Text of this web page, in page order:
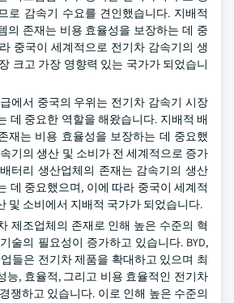
로 감속기 수요를 견인했습니다. 지배적
의 존재는 비용 효율성을 보장하는 데 중
중국이 세계적으로 전기차 감속기의 생
크고 가장 영향력 있는 국가가 되었습니
에서 중국의 우위는 전기차 감속기 시장
데 중요한 역할을 해왔습니다. 지배적 배
재는 비용 효율성을 보장하는 데 중요했
기의 생산 및 소비가 전 세계적으로 증가
터리 생산업체의 존재는 감속기의 생산
데 중요했으며, 이에 따라 중국이 세계적
및 소비에서 지배적 국가가 되었습니다.
제조업체의 존재로 인해 높은 수준의 혁
술의 필요성이 증가하고 있습니다. BYD,
업들은 전기차 제품을 확대하고 있으며 최
능, 효율적, 그리고 비용 효율적인 전기차
쟁하고 있습니다. 이로 인해 높은 수준의